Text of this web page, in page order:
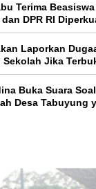
Terima
DPR RI
Laporkan
Sekolah Jika
Buka Suara
Desa Tabuyung